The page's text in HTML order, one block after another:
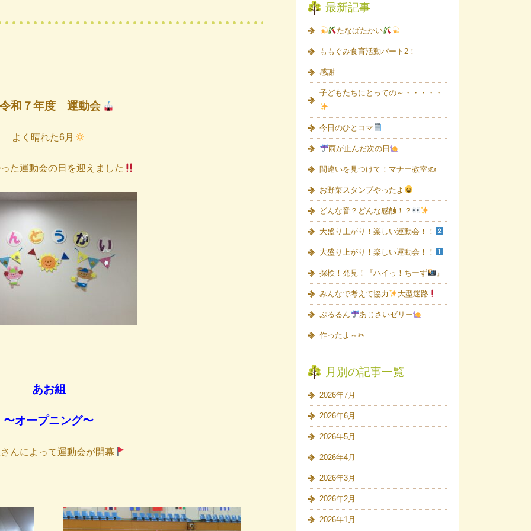
和７年度 運動会
よく晴れた6月
た運動会の日を迎えました
あお組
〜オープニング〜
んによって運動会が開幕
最新記事
たなばたかい
ももぐみ食育活動パート2！
感謝
子どもたちにとっての～・・・・・
今日のひとコマ
雨が止んだ次の日
間違いを見つけて！マナー教室✍
お野菜スタンプやったよ
どんな音？どんな感触！？
大盛り上がり！楽しい運動会！！
大盛り上がり！楽しい運動会！！
探検！発見！『ハイっ！ちーず 』
みんなで考えて協力 大型迷路
ぷるるん あじさいゼリー
作ったよ～✂
月別の記事一覧
2026年7月
2026年6月
2026年5月
2026年4月
2026年3月
2026年2月
2026年1月